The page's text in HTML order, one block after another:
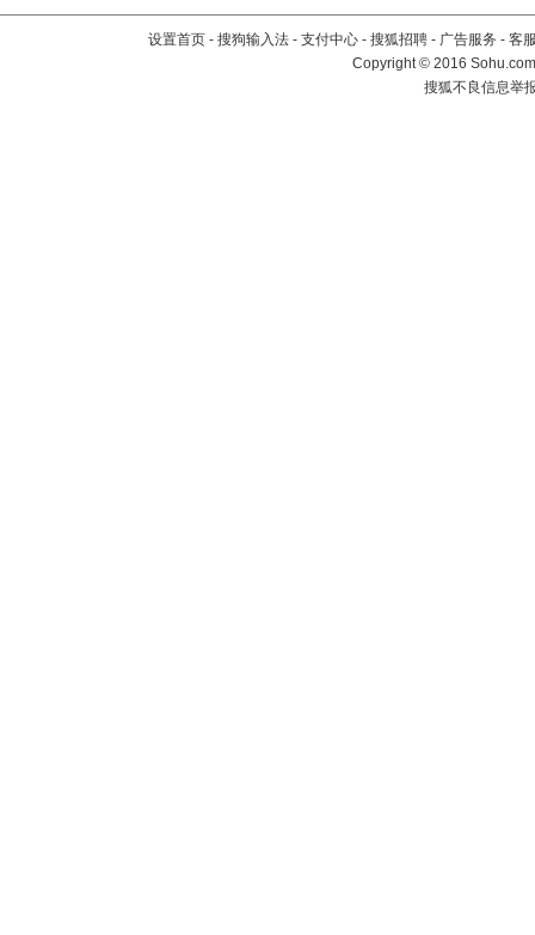
设置首页 - 搜狗输入法 - 支付中心 - 搜狐招聘 - 广告服务 - 客
Copyright©2016
搜狐不良信息举